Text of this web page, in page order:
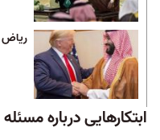
ریاض
ابتکارهایی درباره